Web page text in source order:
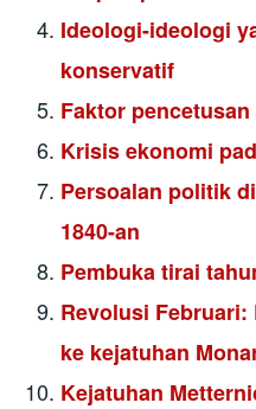
Ideologi-ideologi
konservatif
Faktor
Krisis ekonomi
Persoalan politik
1840-an
Pembuka tirai
Revolusi Februari:
ke kejatuhan
Kejatuhan